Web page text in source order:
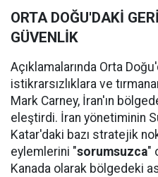
ORTA DOĞU'DAKİ
GÜVENLİK
Açıklamalarında Orta
istikrarsızlıklara ve
Mark Carney, İran'ın
eleştirdi. İran yönetiminin
Katar'daki bazı stratejik
eylemlerini "sorumsuzca"
Kanada olarak bölgedeki